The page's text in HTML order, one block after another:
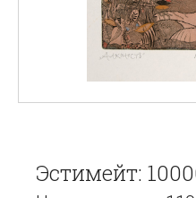
Эстимейт: